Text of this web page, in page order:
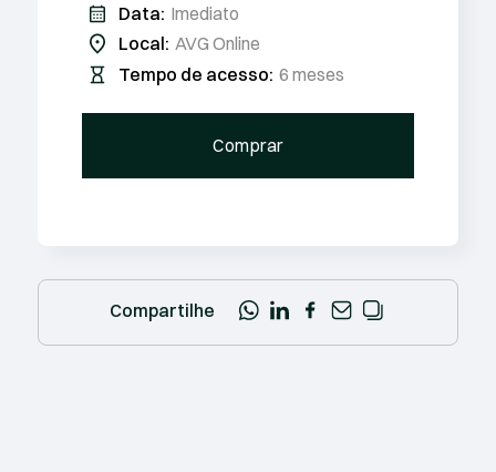
Data: Imediato
Local: AVG Online
Tempo de acesso: 6 meses
Comprar
Compartilhe